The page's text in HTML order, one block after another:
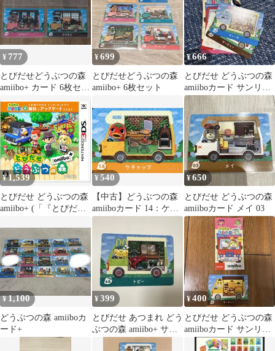
¥ 777
とびだせどうぶつの森
amiibo+ カード 6枚セッ
ト
¥699
とびだせどうぶつの森
amiibo+ 6枚セット
¥666
とびだせ どうぶつの森
amiiboカード サンリオ
コラボ
¥1,539
とびだせ どうぶつの森
amiibo+ (「『とびだせ
ド」1枚 同梱)
¥540
【中古】どうぶつの森
amiiboカード 14：ケチ
ャップ
¥650
とびだせ どうぶつの森
amiiboカード メイ 03
¥1,100
どうぶつの森 amiiboカ
ード+
¥399
とびだせ あつまれ どう
ぶつの森 amiibo+ サン
リオ トビー
¥400
とびだせ どうぶつの森
amiiboカード サンリオ
マーティー